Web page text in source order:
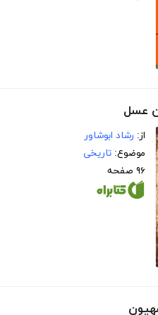
عسل
از: رشاد ابوشاور
موضوع: تاریخی
۹۶ صفحه